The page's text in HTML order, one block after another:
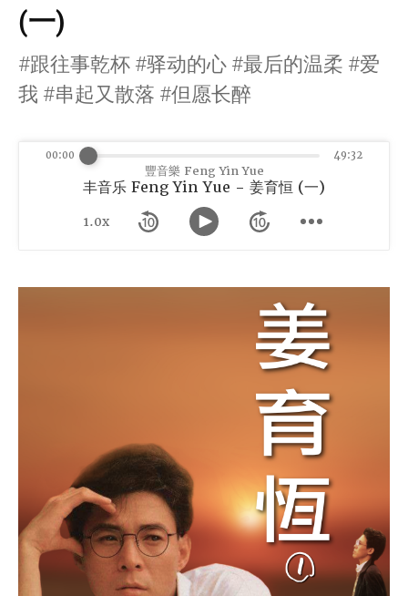
(一)
#跟往事乾杯 #驿动的心 #最后的温柔 #爱
我 #串起又散落 #但愿长醉
豐音樂 Feng Yin Yue
丰音乐 Feng Yin Yue - 姜育恒 (一)
1.0x
00:00 49:32